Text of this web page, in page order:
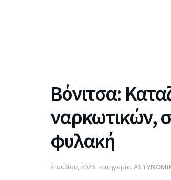
Βόνιτσα:
ναρκωτικών,
φυλακή
2 Ιουλίου, 2026 κατηγορία: